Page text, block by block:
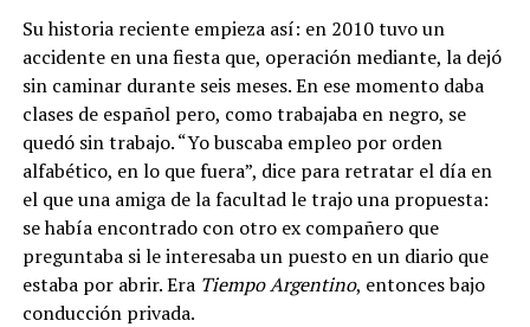
Su historia reciente empieza así: en 2010 tuvo un
accidente en una fiesta que, operación mediante, la dejó
sin caminar durante seis meses. En ese momento daba
clases de español pero, como trabajaba en negro, se
quedó sin trabajo. “Yo buscaba empleo por orden
alfabético, en lo que fuera”, dice para retratar el día en
el que una amiga de la facultad le trajo una propuesta:
se había encontrado con otro ex compañero que
preguntaba si le interesaba un puesto en un diario que
estaba por abrir. Era Tiempo Argentino, entonces bajo
conducción privada.